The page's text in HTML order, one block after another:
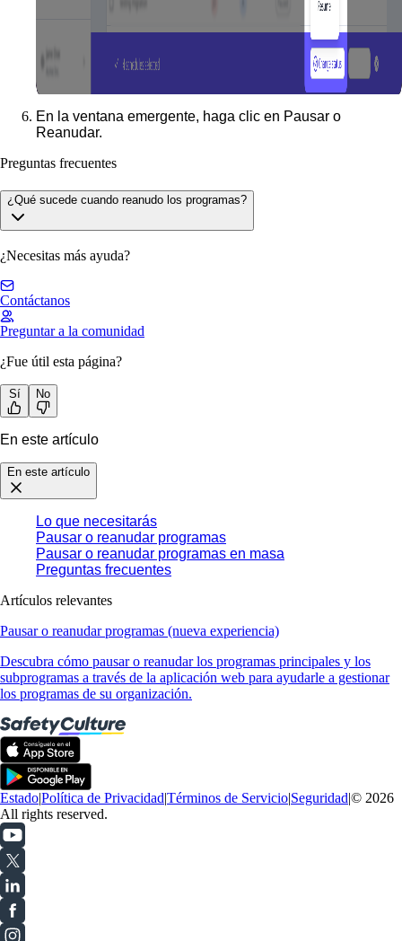
En la ventana emergente, haga clic en Pausar o
Reanudar.
Preguntas frecuentes
¿Qué sucede cuando reanudo los programas?
¿Necesitas más ayuda?
Contáctanos
Preguntar a la comunidad
¿Fue útil esta página?
Sí No
En este artículo
En este artículo
Lo que necesitarás
Pausar o reanudar programas
Pausar o reanudar programas en masa
Preguntas frecuentes
Artículos relevantes
Pausar o reanudar programas (nueva experiencia)
Descubra cómo pausar o reanudar los programas principales y los
subprogramas a través de la aplicación web para ayudarle a gestionar
los programas de su organización.
Estado|Política de Privacidad|Términos de Servicio|Seguridad|© 2026
All rights reserved.